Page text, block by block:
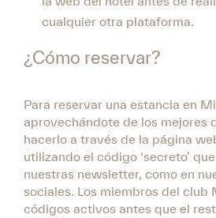
cualquier otra plataforma.
¿Cómo reservar?
Para reservar una estancia en
aprovechándote de los mejores
hacerlo a través de la página
utilizando el código ‘secreto’
nuestras newsletter, como en
sociales. Los miembros del club
códigos activos antes que el